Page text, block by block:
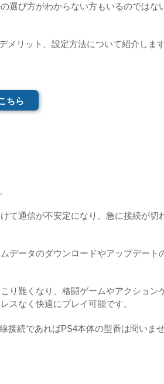
選び方がわからない方もいるのではな
リット、設定方法について紹介します
ちら
て通信が不安定になり、急に接続が切
データのダウンロードやアップデート
り難くなり、格闘ゲームやアクション
スなく快適にプレイ可能です。
接続であればPS4本体の型番は問いま